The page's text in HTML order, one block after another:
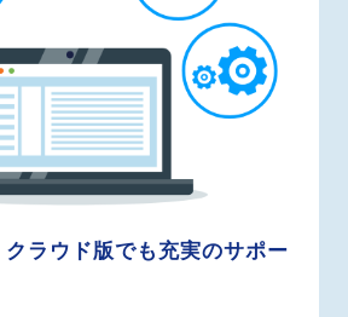
ラウド版でも充実のサポー